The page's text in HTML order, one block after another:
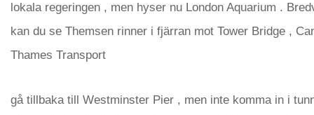
lokala regeringen , men hyser nu London Aquarium .
kan du se Themsen rinner i fjärran mot Tower Bridge ,
Thames Transport
gå tillbaka till Westminster Pier , men inte komma in i